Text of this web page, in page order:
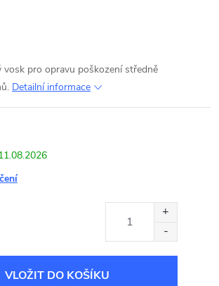
vosk pro opravu poškození středně
Detailní informace
VLOŽIT DO KOŠÍKU